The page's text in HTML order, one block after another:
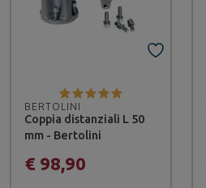
BERTOLINI
Coppia distanziali L 50
mm - Bertolini
€ 98,90